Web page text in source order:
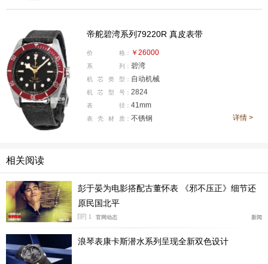
带与表扣的设计，细节都是极为精致细腻的。表盘采用简
示形式，这枚腕表传承了汉米尔顿当初作为军用时计的一
些经典特色，焊接线性表耳，轨道刻度，以及整体船钟式
的壳型设计，古典元素鲜明。
帝舵HERITAGE BLACK BAY系列79220R 真皮表带腕表
帝舵碧湾系列79220R 真皮表带
价 格： ￥26000
系 列： 碧湾
机 芯 类 型： 自动机械
机 芯 型 号： 2824
表 径： 41mm
表 壳 材 质： 不锈钢 详情 >
相关阅读
彭于晏为电影搭配古董怀表 《邪不压正》细节还
原民国北平
1 官网动态 新闻
浪琴表康卡斯潜水系列呈现全新双色设计